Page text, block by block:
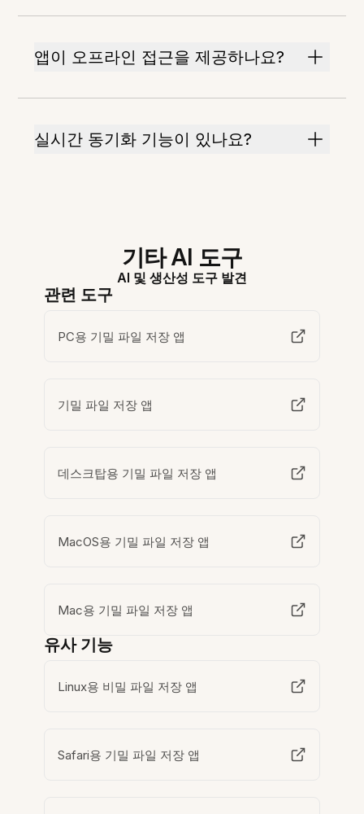
앱이 오프라인 접근을 제공하나요?
실시간 동기화 기능이 있나요?
기타 AI 도구
AI 및 생산성 도구 발견
관련 도구
PC용 기밀 파일 저장 앱
기밀 파일 저장 앱
데스크탑용 기밀 파일 저장 앱
MacOS용 기밀 파일 저장 앱
Mac용 기밀 파일 저장 앱
유사 기능
Linux용 비밀 파일 저장 앱
Safari용 기밀 파일 저장 앱